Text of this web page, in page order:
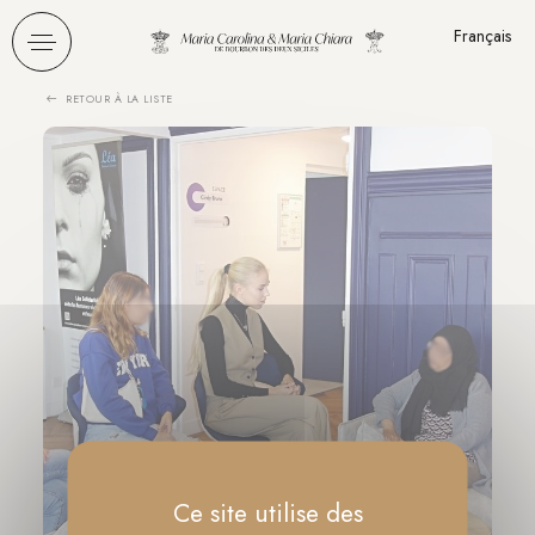
Français
RETOUR À LA LISTE
Ce site utilise des